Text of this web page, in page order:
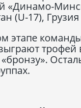
«Динамо-
(U-17),
этапе
трофей